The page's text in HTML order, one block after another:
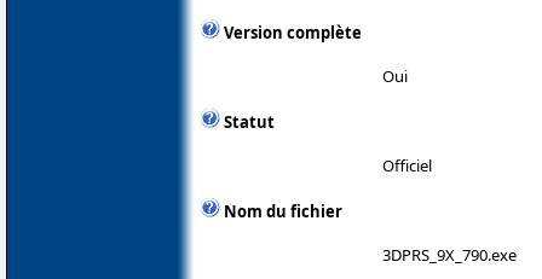
Version complète
Oui
Statut
Officiel
Nom du fichier
3DPRS_9X_790.exe